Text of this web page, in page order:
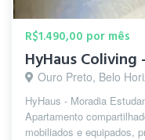
R$1.490,00 por mês
Ouro Preto, Belo
HyHaus - Moradia
Apartamento
mobiliados e equipados,